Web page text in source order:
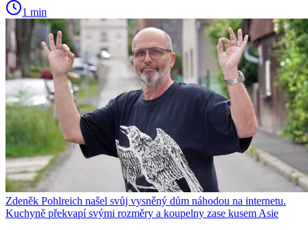
1 min
Zdeněk Pohlreich našel svůj vysněný dům náhodou na internetu.
Kuchyně překvapí svými rozměry a koupelny zase kusem Asie